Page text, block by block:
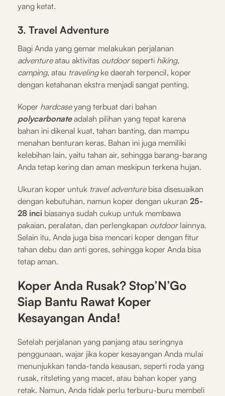
yang ketat.
3. Travel Adventure
Bagi Anda yang gemar melakukan perjalanan
adventureatau aktivitas outdoorseperti hiking,
camping, atau travelingke daerah terpencil, koper
dengan ketahanan ekstra menjadi sangat penting.
Koper hardcaseyang terbuat dari bahan
polycarbonateadalah pilihan yang tepat karena
bahan ini dikenal kuat, tahan banting, dan mampu
menahan benturan keras. Bahan ini juga memiliki
kelebihan lain, yaitu tahan air, sehingga barang-barang
Anda tetap kering dan aman meskipun terkena hujan.
Ukuran koper untuk travel adventure bisa disesuaikan
dengan kebutuhan, namun koper dengan ukuran 25-
28 inci biasanya sudah cukup untuk membawa
pakaian, peralatan, dan perlengkapan outdoorlainnya.
Selain itu, Anda juga bisa mencari koper dengan fitur
tahan debu dan anti gores, sehingga koper Anda bisa
tetap aman.
Koper Anda Rusak? Stop’N’Go
Siap Bantu Rawat Koper
Kesayangan Anda!
Setelah perjalanan yang panjang atau seringnya
penggunaan, wajar jika koper kesayangan Anda mulai
menunjukkan tanda-tanda keausan, seperti roda yang
rusak, ritsleting yang macet, atau bahan koper yang
retak. Namun, Anda tidak perlu terburu-buru membeli